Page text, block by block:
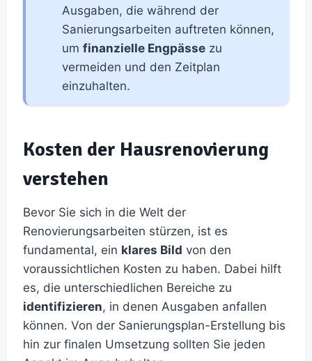
Ausgaben, die während der
Sanierungsarbeiten auftreten können,
um finanzielle Engpässe zu
vermeiden und den Zeitplan
einzuhalten.
Kosten der Hausrenovierung
verstehen
Bevor Sie sich in die Welt der
Renovierungsarbeiten stürzen, ist es
fundamental, ein klares Bild von den
voraussichtlichen Kosten zu haben. Dabei hilft
es, die unterschiedlichen Bereiche zu
identifizieren, in denen Ausgaben anfallen
können. Von der Sanierungsplan-Erstellung bis
hin zur finalen Umsetzung sollten Sie jeden